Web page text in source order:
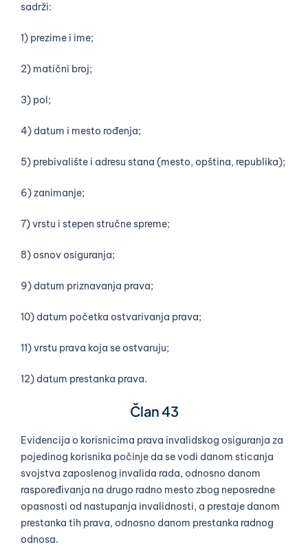
sadrži:
1) prezime i ime;
2) matični broj;
3) pol;
4) datum i mesto rođenja;
5) prebivalište i adresu stana (mesto, opština, republika);
6) zanimanje;
7) vrstu i stepen stručne spreme;
8) osnov osiguranja;
9) datum priznavanja prava;
10) datum početka ostvarivanja prava;
11) vrstu prava koja se ostvaruju;
12) datum prestanka prava.
Član 43
Evidencija o korisnicima prava invalidskog osiguranja za
pojedinog korisnika počinje da se vodi danom sticanja
svojstva zaposlenog invalida rada, odnosno danom
raspoređivanja na drugo radno mesto zbog neposredne
opasnosti od nastupanja invalidnosti, a prestaje danom
prestanka tih prava, odnosno danom prestanka radnog
odnosa.